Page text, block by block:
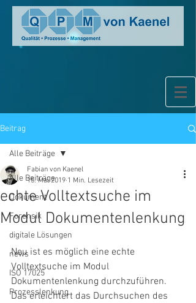
Beitrag
Alle Beiträge
Dokument
Forensik
digitale Lösungen
news
ISO 17025
Prozesslenkung
Alle Beiträge
echte Volltextsuche im
Modul Dokumentenlenkung
Fabian von Kaenel
15. Mai 2019 1 Min. Lesezeit
Neu ist es möglich eine echte
Volltextsuche im Modul
Dokumentenlenkung durchzuführen.
Das erleichtert das Durchsuchen des